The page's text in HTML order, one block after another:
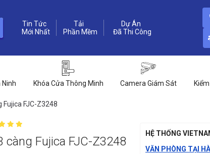
Tin Tức
Phần Mềm
Dự Án
Ninh Khóa Cửa Thông Minh Camera Giám Sát
Fujica FJC-Z3248
càng Fujica FJC-Z3248
HỆ THỐNG
VĂN PHÒNG TẠI